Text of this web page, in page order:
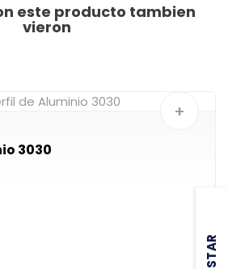
este producto tambien
vieron
+
3030